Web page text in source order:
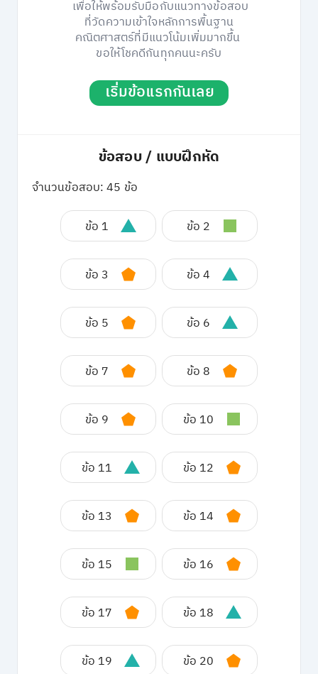
เพื่อให้พร้อมรับมือกับแนวทางข้อสอบ
ที่วัดความเข้าใจหลักการพื้นฐาน
คณิตศาสตร์ที่มีแนวโน้มเพิ่มมากขึ้น
ขอให้โชคดีกันทุกคนนะครับ
เริ่มข้อแรกกันเลย
ข้อสอบ / แบบฝึกหัด
จำนวนข้อสอบ: 45 ข้อ
ข้อ 1 ข้อ 2
ข้อ 3 ข้อ 4
ข้อ 5 ข้อ 6
ข้อ 7 ข้อ 8
ข้อ 9 ข้อ 10
ข้อ 11 ข้อ 12
ข้อ 13 ข้อ 14
ข้อ 15 ข้อ 16
ข้อ 17 ข้อ 18
ข้อ 19 ข้อ 20